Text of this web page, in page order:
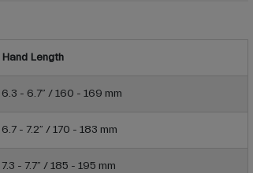
Hand Length
6.3 - 6.7” / 160 - 169 mm
6.7 - 7.2” / 170 - 183 mm
7.3 - 7.7” / 185 - 195 mm